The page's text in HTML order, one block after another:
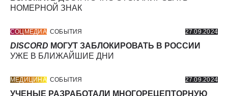
НОМЕРНОЙ ЗНАК
СОЦМЕДИА СОБЫТИЯ 27.09.2024
DISCORD МОГУТ ЗАБЛОКИРОВАТЬ В РОССИИ
УЖЕ В БЛИЖАЙШИЕ ДНИ
МЕДИЦИНА СОБЫТИЯ 27.09.2024
УЧЕНЫЕ РАЗРАБОТАЛИ МНОГОРЕЦЕПТОРНУЮ